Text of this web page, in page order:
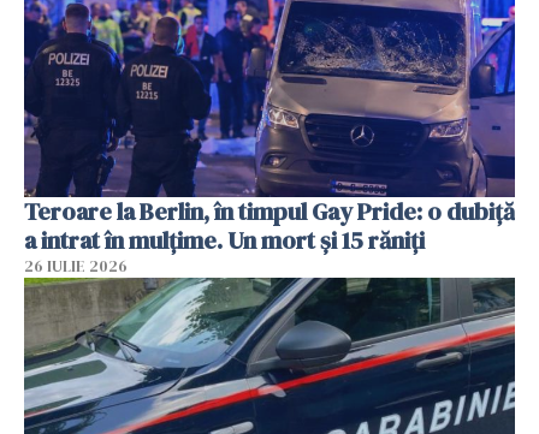
Teroare la Berlin, în timpul Gay Pride: o dubiță
a intrat în mulțime. Un mort și 15 răniți
26 IULIE 2026